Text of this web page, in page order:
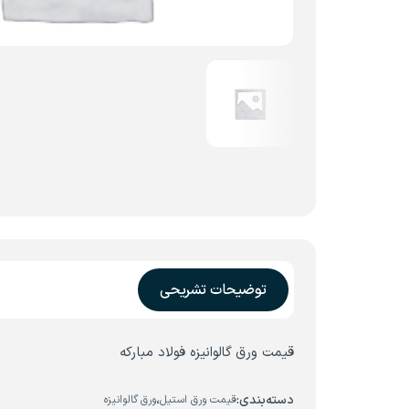
توضیحات تشریحی
قیمت ورق گالوانیزه فولاد مبارکه
دسته‌بندی:قیمت ورق استیل،ورق گالوانیزه